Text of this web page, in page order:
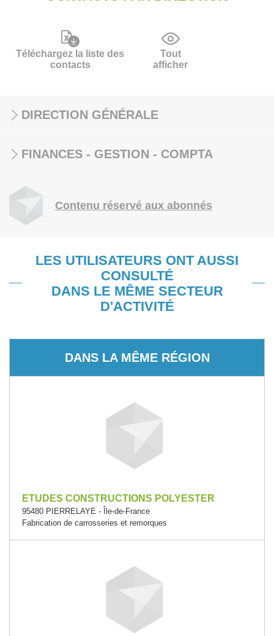
Téléchargez la liste des
contacts
Tout
afficher
DIRECTION GÉNÉRALE
FINANCES - GESTION - COMPTA
Contenu réservé aux abonnés
LES UTILISATEURS ONT AUSSI
CONSULTÉ
DANS LE MÊME SECTEUR
D'ACTIVITÉ
DANS LA MÊME RÉGION
ETUDES CONSTRUCTIONS POLYESTER
95480 PIERRELAYE - Île-de-France
Fabrication de carrosseries et remorques